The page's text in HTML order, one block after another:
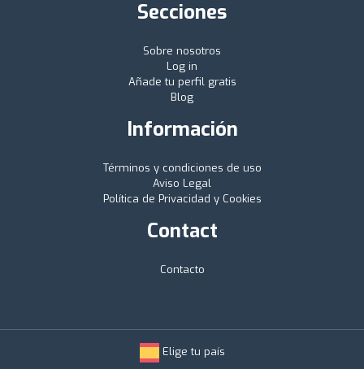
Secciones
Sobre nosotros
Log in
Añade tu perfil gratis
Blog
Información
Términos y condiciones de uso
Aviso Legal
Política de Privacidad y Cookies
Contact
Contacto
Elige tu país